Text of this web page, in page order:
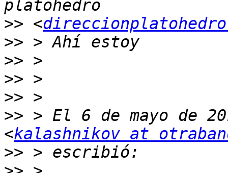
>> <
>>
>>
>>
>>
>> > El 6 de mayo de
<kalashnikov at
>>